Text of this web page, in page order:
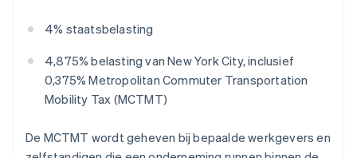
4% staatsbelasting
4,875% belasting van New York City, inclusief
0,375% Metropolitan Commuter Transportation
Mobility Tax (MCTMT)
De MCTMT wordt geheven bij bepaalde werkgevers en